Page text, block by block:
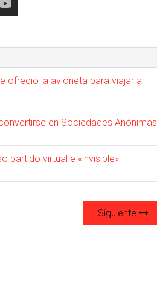
ofreció la avioneta para viajar a
en Sociedades Anónimas
partido virtual e «invisible»
Siguiente